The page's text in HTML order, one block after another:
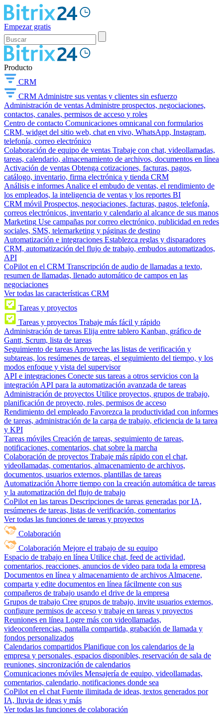
Empezar gratis
Producto
CRM
CRM Administre sus ventas y clientes sin esfuerzo
Administración de ventas Administre prospectos, negociaciones,
contactos, canales, permisos de acceso y roles
Centro de contacto Comunicaciones omnicanal con formularios
CRM, widget del sitio web, chat en vivo, WhatsApp, Instagram,
telefonía, correo electrónico
Colaboración de equipo de ventas Trabaje con chat, videollamadas,
tareas, calendario, almacenamiento de archivos, documentos en línea
Activación de ventas Obtenga cotizaciones, facturas, pagos,
catálogo, inventario, firma electrónica y tienda CRM
Análisis e informes Analice el embudo de ventas, el rendimiento de
los empleados, la inteligencia de ventas y los reportes BI
CRM móvil Prospectos, negociaciones, facturas, pagos, telefonía,
correos electrónicos, inventario y calendario al alcance de sus manos
Marketing Use campañas por correo electrónico, publicidad en redes
sociales, SMS, telemarketing y páginas de destino
Automatización e integraciones Establezca reglas y disparadores
CRM, automatización del flujo de trabajo, embudos automatizados,
API
CoPilot en el CRM Transcripción de audio de llamadas a texto,
resumen de llamadas, llenado automático de campos en las
negociaciones
Ver todas las características CRM
Tareas y proyectos
Tareas y proyectos Trabaje más fácil y rápido
Administración de tareas Elija entre tablero Kanban, gráfico de
Gantt, Scrum, lista de tareas
Seguimiento de tareas Aproveche las listas de verificación y
subtareas, los resúmenes de tareas, el seguimiento del tiempo, y los
modos enfoque y vista del supervisor
API e integraciones Conecte sus tareas a otros servicios con la
integración API para la automatización avanzada de tareas
Administración de proyectos Utilice proyectos, grupos de trabajo,
planificación de proyecto, roles, permisos de acceso
Rendimiento del empleado Favorezca la productividad con informes
de tareas, administración de la carga de trabajo, eficiencia de la tarea
y KPI
Tareas móviles Creación de tareas, seguimiento de tareas,
notificaciones, comentarios, chat sobre la marcha
Colaboración de proyectos Trabaje más rápido con el chat,
videollamadas, comentarios, almacenamiento de archivos,
documentos, usuarios externos, plantillas de tareas
Automatización Ahorre tiempo con la creación automática de tareas
y la automatización del flujo de trabajo
CoPilot en las tareas Descripciones de tareas generadas por IA,
resúmenes de tareas, listas de verificación, comentarios
Ver todas las funciones de tareas y proyectos
Colaboración
Colaboración Mejore el trabajo de su equipo
Espacio de trabajo en línea Utilice chat, feed de actividad,
comentarios, reacciones, anuncios de video para toda la empresa
Documentos en línea y almacenamiento de archivos Almacene,
comparta y edite documentos en línea fácilmente con sus
compañeros de trabajo usando el drive de la empresa
Grupos de trabajo Cree grupos de trabajo, invite usuarios externos,
configure permisos de acceso y trabaje en tareas y proyectos
Reuniones en línea Logre más con videollamadas,
videoconferencias, pantalla compartida, grabación de llamada y
fondos personalizados
Calendarios compartidos Planifique con los calendarios de la
empresa y personales, espacios disponibles, reservación de sala de
reuniones, sincronización de calendarios
Comunicaciones móviles Mensajería de equipo, videollamadas,
comentarios, calendario, notificaciones donde sea
CoPilot en el chat Fuente ilimitada de ideas, textos generados por
IA, lluvia de ideas y más
Ver todas las funciones de colaboración